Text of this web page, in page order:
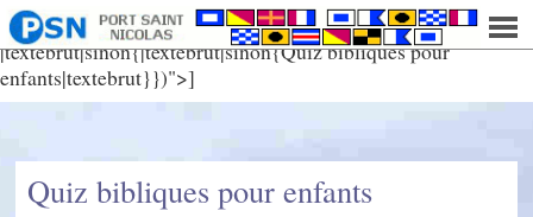
mike.legehaut@portstnicolas.org
|textebrut|sinon{|textebrut|sinon{Quiz bibliques pour
enfants|textebrut}})">]
Quiz bibliques pour enfants